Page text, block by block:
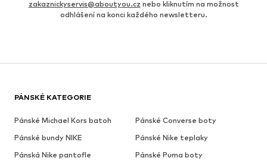
zakaznickyservis@aboutyou.cz nebo kliknutím na možnost
odhlášení na konci každého newsletteru.
PÁNSKÉ KATEGORIE
Pánské Michael Kors batoh
Pánské Converse boty
Pánské bundy NIKE
Pánské Nike teplaky
Pánská Nike pantofle
Pánské Puma boty